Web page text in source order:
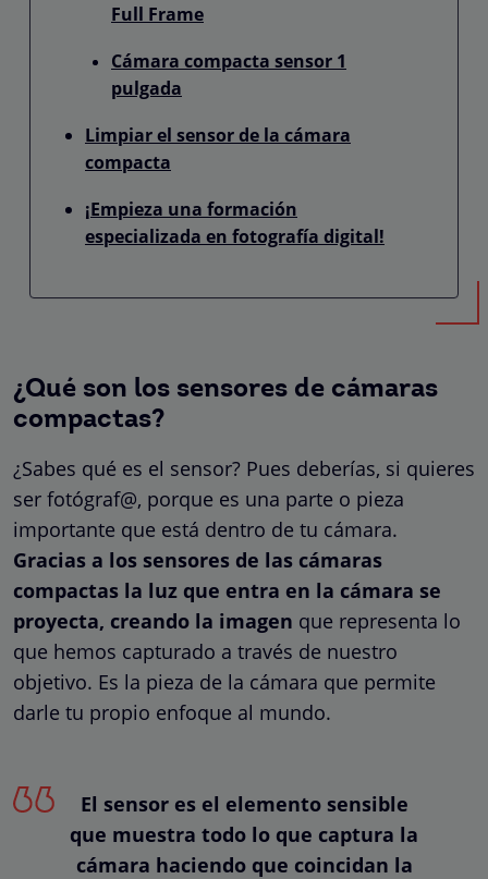
Full Frame
Cámara compacta sensor 1
pulgada
Limpiar el sensor de la cámara
compacta
¡Empieza una formación
especializada en fotografía digital!
¿Qué son los sensores de cámaras
compactas?
¿Sabes qué es el sensor? Pues deberías, si quieres
ser fotógraf@, porque es una parte o pieza
importante que está dentro de tu cámara.
Gracias a los sensores de las cámaras
compactas la luz que entra en la cámara se
proyecta, creando la imagen que representa lo
que hemos capturado a través de nuestro
objetivo. Es la pieza de la cámara que permite
darle tu propio enfoque al mundo.
El sensor es el elemento sensible
que muestra todo lo que captura la
cámara haciendo que coincidan la